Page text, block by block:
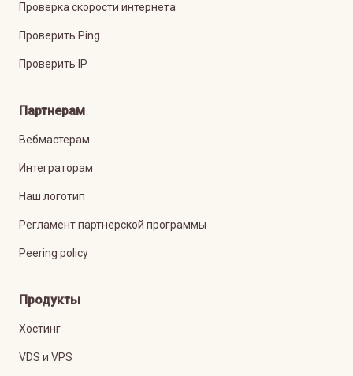
Проверка скорости интернета
Проверить Ping
Проверить IP
Партнерам
Вебмастерам
Интеграторам
Наш логотип
Регламент партнерской программы
Peering policy
Продукты
Хостинг
VDS и VPS